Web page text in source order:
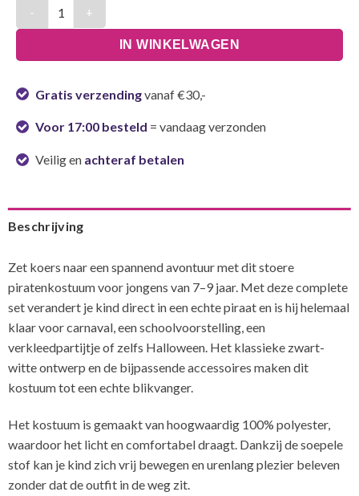
IN WINKELWAGEN
Gratis verzendingvanaf €30,-
Voor 17:00 besteld = vandaag verzonden
Veilig en achteraf betalen
Beschrijving
Zet koers naar een spannend avontuur met dit stoere
piratenkostuum voor jongens van 7–9 jaar. Met deze complete
set verandert je kind direct in een echte piraat en is hij helemaal
klaar voor carnaval, een schoolvoorstelling, een
verkleedpartijtje of zelfs Halloween. Het klassieke zwart-
witte ontwerp en de bijpassende accessoires maken dit
kostuum tot een echte blikvanger.
Het kostuum is gemaakt van hoogwaardig 100% polyester,
waardoor het licht en comfortabel draagt. Dankzij de soepele
stof kan je kind zich vrij bewegen en urenlang plezier beleven
zonder dat de outfit in de weg zit.